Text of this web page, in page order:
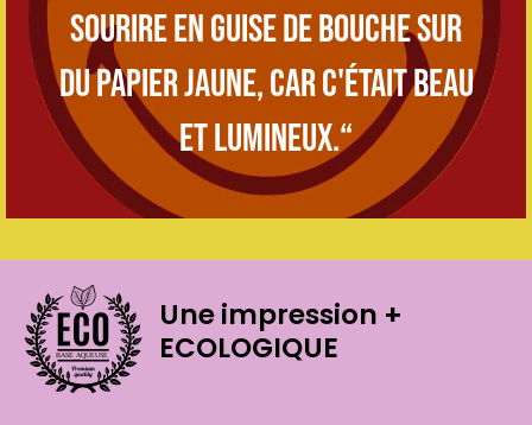
sourire en guise de bouche sur
du papier jaune, car c'était beau
et lumineux.“
BASE AQUEUSE
Une impression +
ECOLOGIQUE